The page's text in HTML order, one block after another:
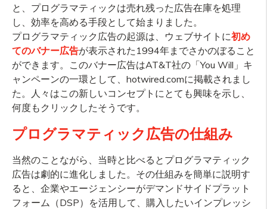
と、プログラマティックは売れ残った広告在庫を処理
し、効率を高める手段として始まりました。
プログラマティック広告の起源は、ウェブサイトに初め
てのバナー広告が表示された1994年までさかのぼること
ができます。このバナー広告はAT&T社の「You Will」キ
ャンペーンの一環として、hotwired.comに掲載されまし
た。人々はこの新しいコンセプトにとても興味を示し、
何度もクリックしたそうです。
プログラマティック広告の仕組み
当然のことながら、当時と比べるとプログラマティック
広告は劇的に進化しました。その仕組みを簡単に説明す
ると、企業やエージェンシーがデマンドサイドプラット
フォーム（DSP）を活用して、購入したいインプレッシ